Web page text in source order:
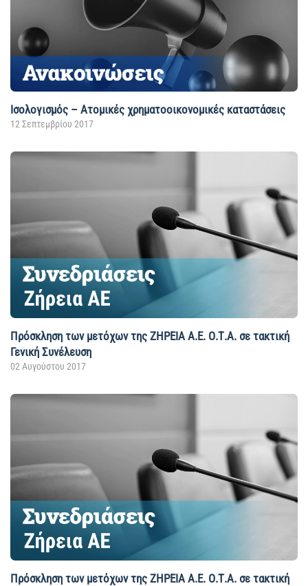
Ισολογισμός – Ατομικές χρηματοοικονομικές καταστάσεις
12 Σεπτεμβρίου 2017
Πρόσκληση των μετόχων της ΖΗΡΕΙΑ Α.Ε. Ο.Τ.Α. σε τακτική
Γενική Συνέλευση
02 Αυγούστου 2017
Πρόσκληση των μετόχων της ΖΗΡΕΙΑ Α.Ε. Ο.Τ.Α. σε τακτική